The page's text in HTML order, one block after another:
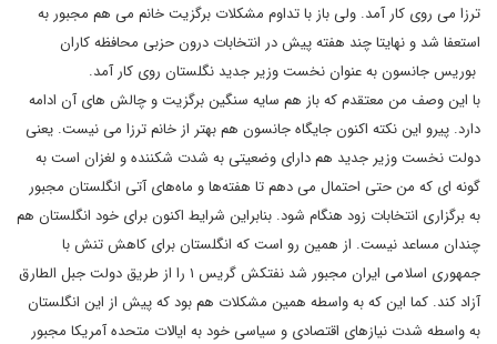
ترزا می روی کار آمد. ولی باز با تداوم مشکلات برگزیت خانم می هم مجبور به
استعفا شد و نهایتا چند هفته پیش در انتخابات درون حزبی محافظه کاران
بوریس جانسون به عنوان نخست وزیر جدید نگلستان روی کار آمد.
با این وصف من معتقدم که باز هم سایه سنگین برگزیت و چالش های آن ادامه
دارد. پیرو این نکته اکنون جایگاه جانسون هم بهتر از خانم ترزا می نیست. یعنی
دولت نخست وزیر جدید هم دارای وضعیتی به شدت شکننده و لغزان است به
گونه ای که من حتی احتمال می دهم تا هفته‌ها و ماه‌های آتی انگلستان مجبور
به برگزاری انتخابات زود هنگام شود. بنابراین شرایط اکنون برای خود انگلستان هم
چندان مساعد نیست. از همین رو است که انگلستان برای کاهش تنش با
جمهوری اسلامی ایران مجبور شد نفتکش گریس ۱ را از طریق دولت جبل الطارق
آزاد کند. کما این که به واسطه همین مشکلات هم بود که پیش از این انگلستان
به واسطه شدت نیازهای اقتصادی و سیاسی خود به ایالات متحده آمریکا مجبور